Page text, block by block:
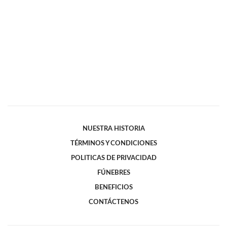
NUESTRA HISTORIA
TÉRMINOS Y CONDICIONES
POLITICAS DE PRIVACIDAD
FÚNEBRES
BENEFICIOS
CONTÁCTENOS